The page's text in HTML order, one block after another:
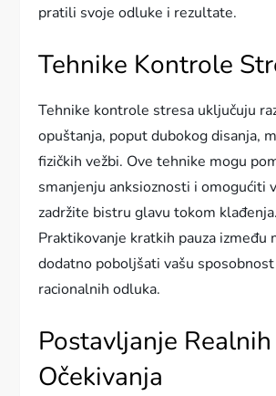
pratili svoje odluke i rezultate.
Tehnike Kontrole
Tehnike kontrole stresa uključuju
opuštanja, poput dubokog disanja,
fizičkih vežbi. Ove tehnike mogu
smanjenju anksioznosti i omogućiti
zadržite bistru glavu tokom klađenja.
Praktikovanje kratkih pauza između
dodatno poboljšati vašu
racionalnih odluka.
Postavljanje Realnih
Očekivanja